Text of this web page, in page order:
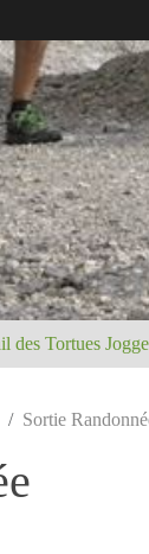
des Tortues
Sortie